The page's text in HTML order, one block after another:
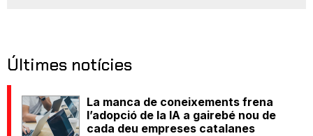
Últimes notícies
La manca de coneixements frena
l’adopció de la IA a gairebé nou de
cada deu empreses catalanes